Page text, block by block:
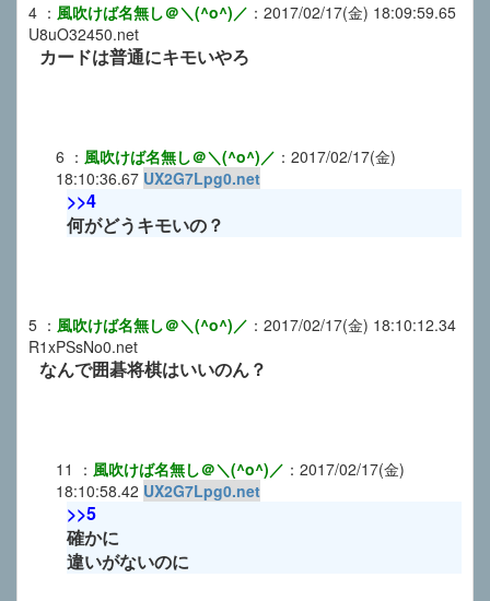
4 ： 風吹けば名無し＠＼(^o^)／ ： 2017/02/17(金) 18:09:59.65
U8uO32450.net
カードは普通にキモいやろ
6 ： 風吹けば名無し＠＼(^o^)／ ： 2017/02/17(金)
18:10:36.67 UX2G7Lpg0.net
>>4
何がどうキモいの？
5 ： 風吹けば名無し＠＼(^o^)／ ： 2017/02/17(金) 18:10:12.34
R1xPSsNo0.net
なんで囲碁将棋はいいのん？
11 ： 風吹けば名無し＠＼(^o^)／ ： 2017/02/17(金)
18:10:58.42 UX2G7Lpg0.net
>>5
確かに
違いがないのに